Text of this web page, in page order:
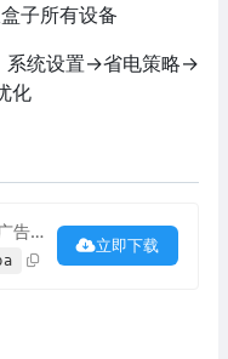
子所有设备
统设置->省电策略->
化
MX Player Pro 2.12.6 专业去广告版下载
立即下载